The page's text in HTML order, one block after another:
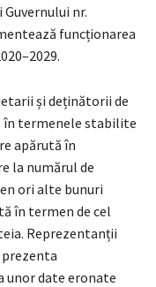
nr.
funcționarea
.
și deținătorii de
în termenele stabilite
apărută în
la numărul de
ori alte bunuri
în termen de cel
. Reprezentanții
unor date eronate